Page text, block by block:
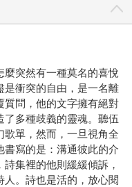
麼突然有一種莫名的喜悅
是衝突的自由，是一名離
質問，他的文字擁有絕對
了多種歧義的靈魂。聽伍
單，然而，一旦視角全
寫的是：溝通彼此的介
集裡的他則緩緩傾訴，
人。詩也是活的，放心閱